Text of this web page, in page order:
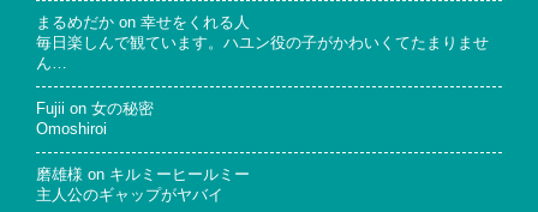
まるめだか on 幸せをくれる人
毎日楽しんで観ています。ハユン役の子がかわいくてたまりませ
ん…
Fujii on 女の秘密
Omoshiroi
磨雄様 on キルミーヒールミー
主人公のギャップがヤバイ